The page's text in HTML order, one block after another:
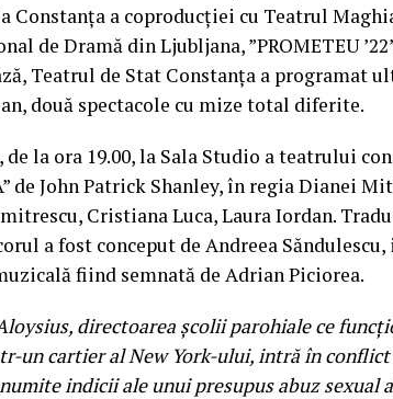
Constanța a coproducției cu Teatrul
de Dramă din Ljubljana, ”PROMETEU
Teatrul de Stat Constanța a programat
două spectacole cu mize total diferite.
de la ora 19.00, la Sala Studio a teatrului
de John Patrick Shanley, în regia Dianei
Cristiana Luca, Laura Iordan.
a fost conceput de Andreea
fiind semnată de Adrian Piciorea.
directoarea școlii parohiale ce
un cartier al New York-ului, intră în conflict
indicii ale unui presupus abuz sexual